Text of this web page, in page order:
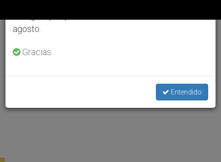
agosto.
Gracias.
Entendido